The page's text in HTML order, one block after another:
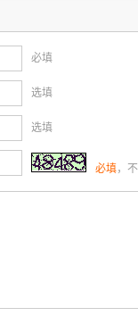
必填
选填
选填
必填，